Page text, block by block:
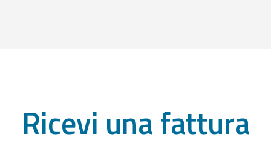
Ricevi una fattura